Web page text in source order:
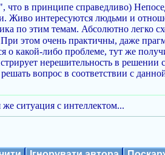
что в принципе справедливо)
Живо интересуются людьми и
по этим темам. Абсолютно легко
этом очень практичны, даже
какой-либо проблеме, тут же
нерешительность в решении
вопрос в соответствии с
же ситуация с интеллектом...